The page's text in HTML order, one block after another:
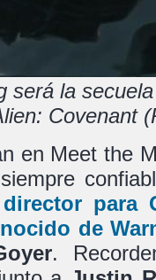
será la
Covenant
en Meet the
para
de
.